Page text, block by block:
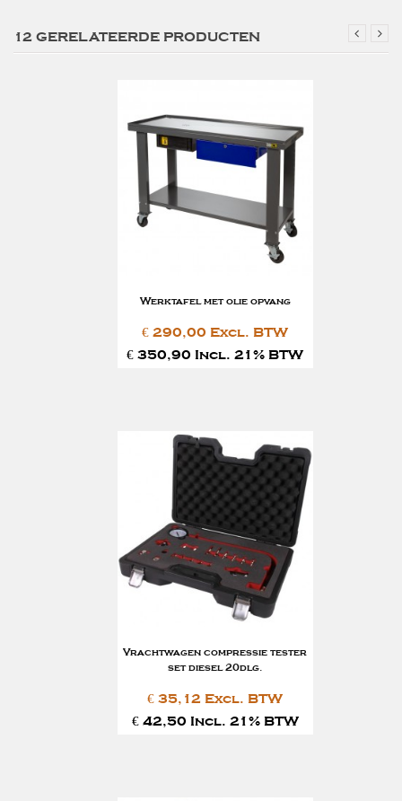
12 GERELATEERDE PRODUCTEN
Werktafel met olie opvang
€ 290,00 Excl. BTW
€ 350,90 Incl. 21% BTW
Vrachtwagen compressie tester
set diesel 20dlg.
€ 35,12 Excl. BTW
€ 42,50 Incl. 21% BTW